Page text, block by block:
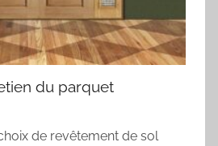
du parquet
de revêtement de sol